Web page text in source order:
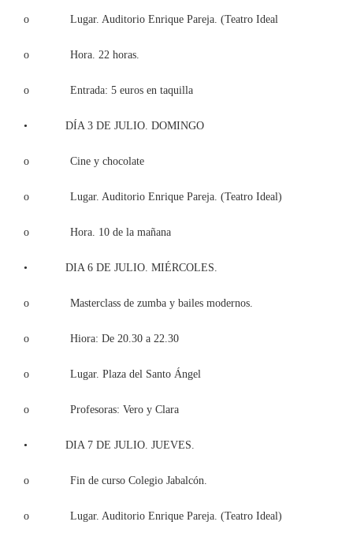
o Lugar. Auditorio Enrique Pareja. (Teatro Ideal
o Hora. 22 horas.
o Entrada: 5 euros en taquilla
• DÍA 3 DE JULIO. DOMINGO
o Cine y chocolate
o Lugar. Auditorio Enrique Pareja. (Teatro Ideal)
o Hora. 10 de la mañana
• DIA 6 DE JULIO. MIÉRCOLES.
o Masterclass de zumba y bailes modernos.
o Hiora: De 20.30 a 22.30
o Lugar. Plaza del Santo Ángel
o Profesoras: Vero y Clara
• DIA 7 DE JULIO. JUEVES.
o Fin de curso Colegio Jabalcón.
o Lugar. Auditorio Enrique Pareja. (Teatro Ideal)